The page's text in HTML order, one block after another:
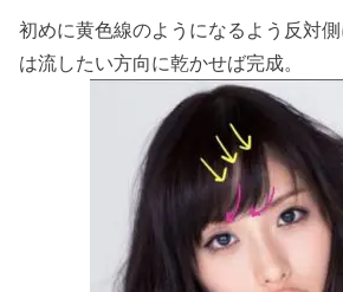
初めに黄色線のようになるよう反対
は流したい方向に乾かせば完成。